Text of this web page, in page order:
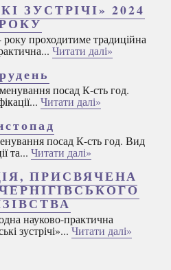
ЗУСТРІЧІ» 2024
проходитиме традиційна
Читати далі»
посад К-сть год.
Читати далі»
посад К-сть год. Вид
та... Читати далі»
ПРИСВЯЧЕНА
науково-практична
зустрічі»... Читати далі»